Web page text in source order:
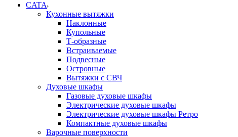
CATA
Кухонные вытяжки
Наклонные
Купольные
Т-образные
Встраиваемые
Подвесные
Островные
Вытяжки с СВЧ
Духовые шкафы
Газовые духовые шкафы
Электрические духовые шкафы
Электрические духовые шкафы Ретро
Компактные духовые шкафы
Варочные поверхности